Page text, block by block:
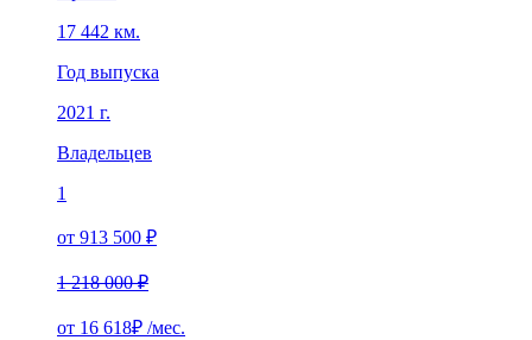
17 442 км.
Год выпуска
2021 г.
Владельцев
1
от 913 500 ₽
1 218 000 ₽
от 16 618₽ /мес.